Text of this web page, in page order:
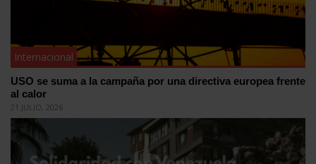
Internacional
USO se suma a la campaña por una directiva europea frente
al calor
21 JULIO, 2026